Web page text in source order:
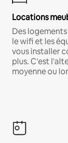
Locations
Des
le wifi et les
vous installer
plus. C'est
moyenne ou